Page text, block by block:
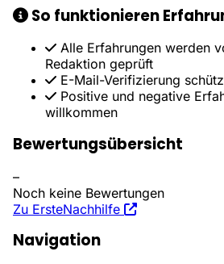
So funktionieren
Alle Erfahrungen werden
Redaktion geprüft
E-Mail-Verifizierung
Positive und negative
willkommen
Bewertungsübersicht
–
Noch keine Bewertungen
Zu ErsteNachhilfe
Navigation